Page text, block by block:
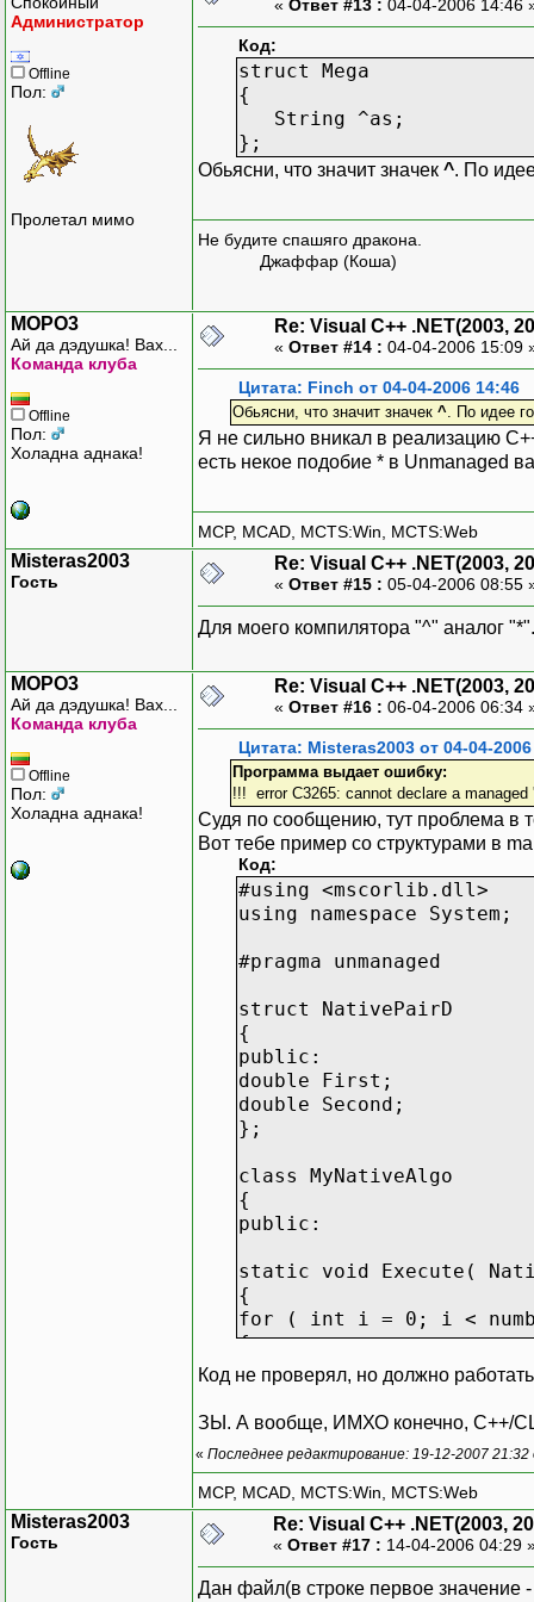
Администратор
Offline
Пол:
Пролетал мимо
« Ответ #13 : 04-04-2006 14:46
Код:
struct Mega
{
String ^as;
};
Обьясни, что значит значек ^. По
Не будите спашяго дракона.
Джаффар (Коша)
MOPO3
Ай да дэдушка! Вах...
Команда клуба
Offline
Пол:
Холадна аднака!
Re: Visual C++ .NET(2003,
« Ответ #14 : 04-04-2006 15:09
Цитата: Finch от 04-04-2006 14:46
Обьясни, что значит значек ^. По идее
Я не сильно вникал в реализацию
есть некое подобие * в Unmanaged
MCP, MCAD, MCTS:Win, MCTS:Web
Misteras2003
Гость
Re: Visual C++ .NET(2003,
« Ответ #15 : 05-04-2006 08:55
Для моего компилятора "^" аналог
MOPO3
Ай да дэдушка! Вах...
Команда клуба
Offline
Пол:
Холадна аднака!
Re: Visual C++ .NET(2003,
« Ответ #16 : 06-04-2006 06:34
Цитата: Misteras2003 от 04-04-
Программа выдает ошибку:
!!! error C3265: cannot declare a
Судя по сообщению, тут проблема в
Вот тебе пример со структурами в
Код:
#using <mscorlib.dll>
using namespace System;
#pragma unmanaged
struct NativePairD
{
public:
double First;
double Second;
};
class MyNativeAlgo
{
public:
static void Execute(
{
for ( int i = 0; i <
{
data[i].Second +=
}
#pragma managed
__value public struct
public:
Код не проверял, но должно
ЗЫ. А вообще, ИМХО конечно, C++/
« Последнее редактирование: 19-12-2007
MCP, MCAD, MCTS:Win, MCTS:Web
Misteras2003
Гость
Re: Visual C++ .NET(2003,
« Ответ #17 : 14-04-2006 04:29
Дан файл(в строке первое значение